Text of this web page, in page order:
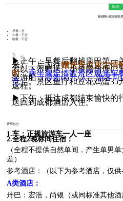
第3天
新都桥-康定情歌
早餐：含
午餐：不含
晚餐：不含
住
宿：
行
程：
▶上午：早餐后翻越康巴第一
米），后前往赠送景点康定情
岁以下不赠送，小孩需自理门
时，乘坐康定情歌景区观光车
坐游船（游船66元/人、游客
览）。景区鱼疗和豆花鸡蛋35
返程。
▶下午：抵达成都结束愉快的
送回到成都酒店入住。
费用包含
1.车：正规旅游车一人一座
2.全程2晚标间住宿：
（全程不提供自然单间，产生单男
差）
参考酒店：（以下为参考酒店，仅供
A类酒店：
丹巴：宏浩，尚银（或同标准其他酒